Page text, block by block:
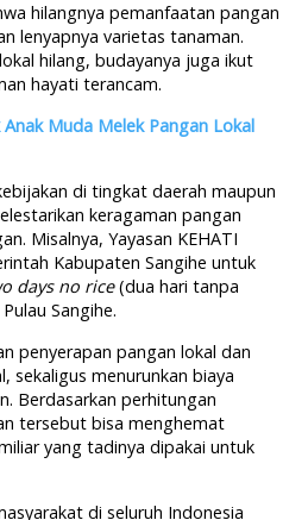
hilangnya pemanfaatan pangan
lenyapnya varietas tanaman.
hilang, budayanya juga ikut
hayati terancam.
Anak Muda Melek Pangan Lokal
di tingkat daerah maupun
keragaman pangan
Misalnya, Yayasan KEHATI
Kabupaten Sangihe untuk
days no rice(dua hari tanpa
Sangihe.
penyerapan pangan lokal dan
sekaligus menurunkan biaya
Berdasarkan perhitungan
tersebut bisa menghemat
yang tadinya dipakai untuk
di seluruh Indonesia